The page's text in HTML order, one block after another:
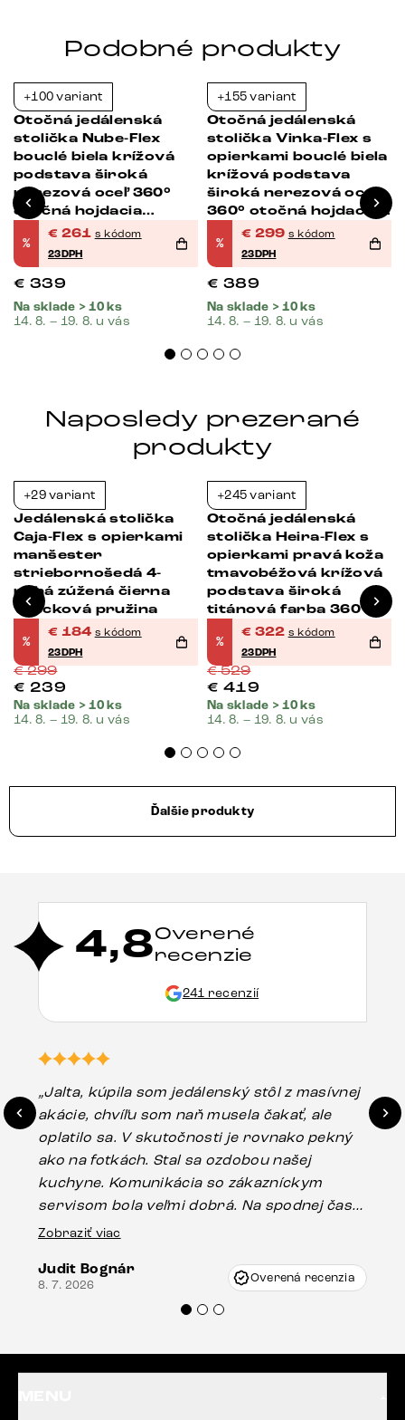
Podobné produkty
+100 variant
Otočná jedálenská
stolička Nube-Flex
bouclé biela krížová
podstava široká
nerezová oceľ 360°
otočná hojdacia
funkcia vrecková
pružina
%
€ 261 s kódom
23DPH
€ 339
Na sklade > 10 ks
14. 8. – 19. 8. u vás
+155 variant
Otočná jedálenská
stolička Vinka-Flex s
opierkami bouclé biela
krížová podstava
široká nerezová oceľ
360° otočná hojdacia
funkcia vrecková
pružina
%
€ 299 s kódom
23DPH
€ 389
Na sklade > 10 ks
14. 8. – 19. 8. u vás
Naposledy prezerané
produkty
+29 variant
Jedálenská stolička
Caja-Flex s opierkami
manšester
striebornošedá 4-
nohá zúžená čierna
vrecková pružina
%
€ 184 s kódom
23DPH
€299
€ 239
Na sklade > 10 ks
14. 8. – 19. 8. u vás
+245 variant
Otočná jedálenská
stolička Heira-Flex s
opierkami pravá koža
tmavobéžová krížová
podstava široká
titánová farba 360°
otočná vrecková
pružina
%
€ 322 s kódom
23DPH
€529
€ 419
Na sklade > 10 ks
14. 8. – 19. 8. u vás
Ďalšie produkty
4,8Overené
recenzie
241 recenzií
„Jalta, kúpila som jedálenský stôl z masívnej
akácie, chvíľu som naň musela čakať, ale
oplatilo sa. V skutočnosti je rovnako pekný
ako na fotkách. Stal sa ozdobou našej
kuchyne. Komunikácia so zákazníckym
servisom bola veľmi dobrá. Na spodnej časti
stola bolo malé poškodenie, pravdepodobne
Vincze pri riešení mojej záležitosti pristúpili
veľmi korektne. Odporúčam produkty Delife
Zobraziť viac
Judit Bognár
8. 7. 2026 Overená recenzia